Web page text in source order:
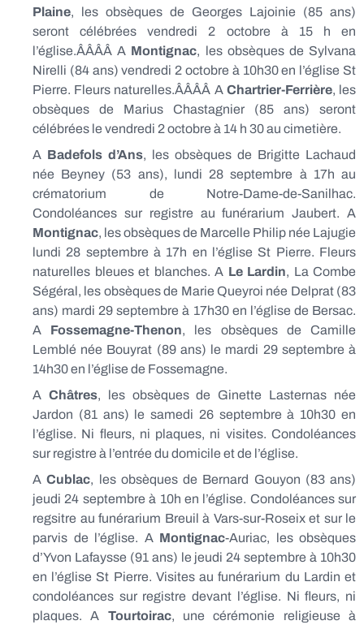
Plaine, les obsèques de Georges Lajoinie (85 ans)
seront célébrées vendredi 2 octobre à 15 h en
l’église.ÂÂÂÂ A Montignac, les obsèques de Sylvana
Nirelli (84 ans) vendredi 2 octobre à 10h30 en l’église St
Pierre. Fleurs naturelles.ÂÂÂÂ A Chartrier-Ferrière, les
obsèques de Marius Chastagnier (85 ans) seront
célébrées le vendredi 2 octobre à 14 h 30 au cimetière.
A Badefols d’Ans, les obsèques de Brigitte Lachaud
née Beyney (53 ans), lundi 28 septembre à 17h au
crématorium de Notre-Dame-de-Sanilhac.
Condoléances sur registre au funérarium Jaubert. A
Montignac, les obsèques de Marcelle Philip née Lajugie
lundi 28 septembre à 17h en l’église St Pierre. Fleurs
naturelles bleues et blanches. A Le Lardin, La Combe
Ségéral, les obsèques de Marie Queyroi née Delprat (83
ans) mardi 29 septembre à 17h30 en l’église de Bersac.
A Fossemagne-Thenon, les obsèques de Camille
Lemblé née Bouyrat (89 ans) le mardi 29 septembre à
14h30 en l’église de Fossemagne.
A Châtres, les obsèques de Ginette Lasternas née
Jardon (81 ans) le samedi 26 septembre à 10h30 en
l’église. Ni fleurs, ni plaques, ni visites. Condoléances
sur registre à l’entrée du domicile et de l’église.
ACublac, les obsèques de Bernard Gouyon (83 ans)
jeudi 24 septembre à 10h en l’église. Condoléances sur
regsitre au funérarium Breuil à Vars-sur-Roseix et sur le
parvis de l’église. A Montignac-Auriac, les obsèques
d’Yvon Lafaysse (91 ans) le jeudi 24 septembre à 10h30
en l’église St Pierre. Visites au funérarium du Lardin et
condoléances sur registre devant l’église. Ni fleurs, ni
plaques. A Tourtoirac, une cérémonie religieuse à